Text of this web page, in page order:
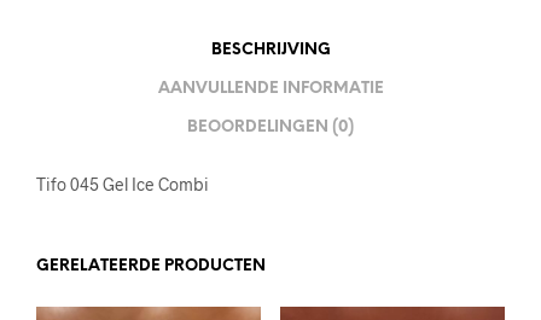
BESCHRIJVING
AANVULLENDE INFORMATIE
BEOORDELINGEN (0)
Tifo 045 Gel Ice Combi
GERELATEERDE PRODUCTEN